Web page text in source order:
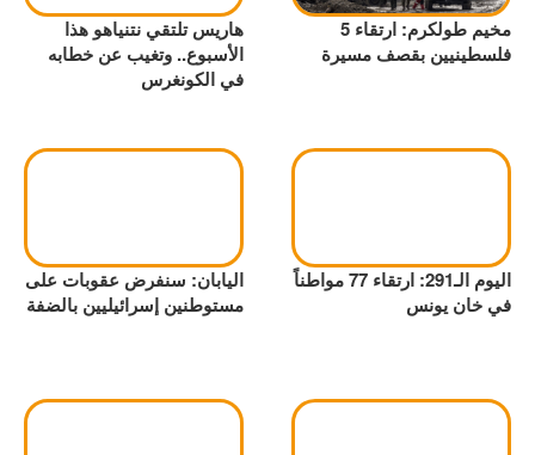
مخيم طولكرم: ارتقاء 5
فلسطينيين بقصف مسيرة
هاريس تلتقي نتنياهو هذا
الأسبوع.. وتغيب عن خطابه
في الكونغرس
اليوم الـ291: ارتقاء 77 مواطناً
في خان يونس
اليابان: سنفرض عقوبات على
مستوطنين إسرائيليين بالضفة